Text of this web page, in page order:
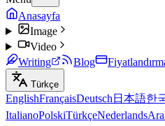
Anasayfa
Image
Video
Writing
Blog
Türkçe
EnglishFrançaisDeutsch 日本語한
ItalianoPolskiTürkçeNederlands